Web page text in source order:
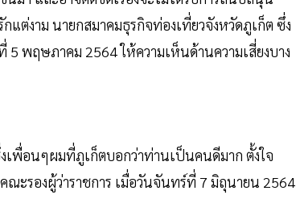
ต่งาม นายกสมาคมธุรกิจท่องเที่ยวจังหวัดภูเก็ต ซึ่ง
5 พฤษภาคม 2564 ให้ความเห็นด้านความเสี่ยงบาง
พื่อนๆผมที่ภูเก็ตบอกว่าท่านเป็นคนดีมาก ตั้งใจ
ะรองผู้ว่าราชการ เมื่อวันจันทร์ที่ 7 มิถุนายน 2564